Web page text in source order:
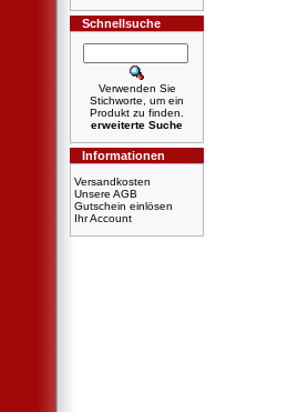
Schnellsuche
Verwenden Sie
Stichworte, um ein
Produkt zu finden.
erweiterte Suche
Informationen
Versandkosten
Unsere AGB
Gutschein einlösen
Ihr Account